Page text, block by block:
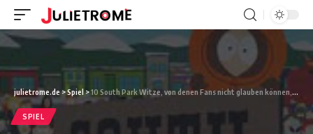
julietrome.de>Spiel>10 South Park Witze, von denen Fans nicht glauben können, dass sie echt sind
SPIEL